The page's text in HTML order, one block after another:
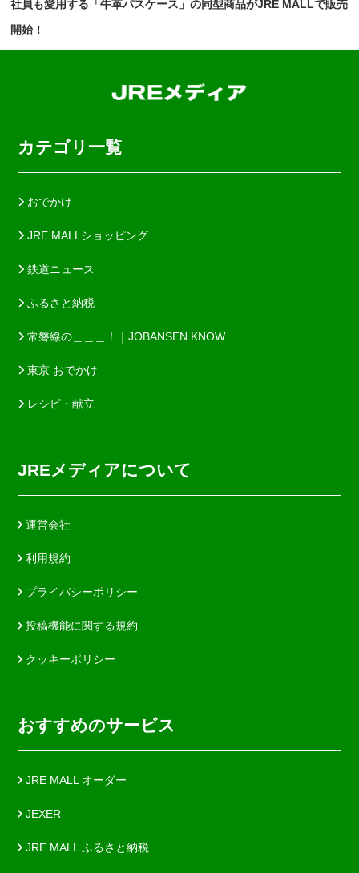
社員も愛用する「牛革パスケース」の同型商品がJRE MALLで販売
開始！
カテゴリ一覧
おでかけ
JRE MALLショッピング
鉄道ニュース
ふるさと納税
常磐線の＿＿＿！｜JOBANSEN KNOW
東京 おでかけ
レシピ・献立
JREメディアについて
運営会社
利用規約
プライバシーポリシー
投稿機能に関する規約
クッキーポリシー
おすすめのサービス
JRE MALL オーダー
JEXER
JRE MALL ふるさと納税